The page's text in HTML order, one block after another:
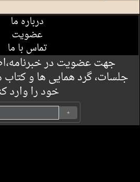
درباره ما
عضویت
تماس با ما
جهت عضویت در
جلسات، گرد همایی ها و
خود را وارد